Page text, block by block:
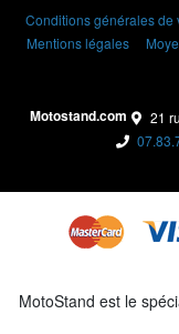
Conditions générales de
Mentions légales
Motostand.com
21
MotoStand est le